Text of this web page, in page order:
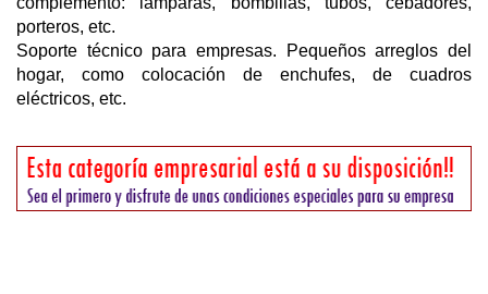
porteros, etc.
Soporte técnico para empresas. Pequeños arreglos del
hogar, como colocación de enchufes, de cuadros
eléctricos, etc.